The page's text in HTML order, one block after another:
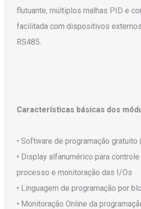
flutuante, múltiplos malhas PID e
facilitada com dispositivos
RS485.
Características básicas dos
• Software de programação gratuito
• Display alfanumérico para
processo e monitoração das I/Os
• Linguagem de programação por
• Monitoração Online da